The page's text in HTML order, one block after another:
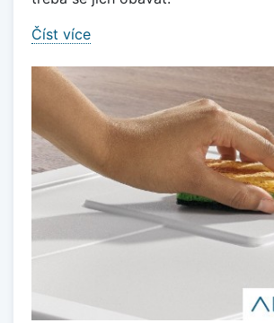
Číst více